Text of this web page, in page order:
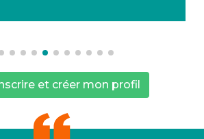
et créer mon profil